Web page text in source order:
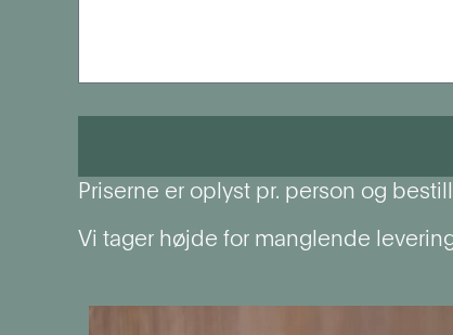
Priserne er oplyst pr. person og
Vi tager højde for manglende